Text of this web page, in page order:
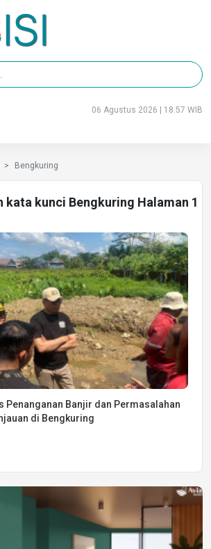
06 Agustus 2026 | 18:57 WIB
Bengkuring
kata kunci Bengkuring Halaman 1
Penanganan Banjir dan Permasalahan
di Bengkuring